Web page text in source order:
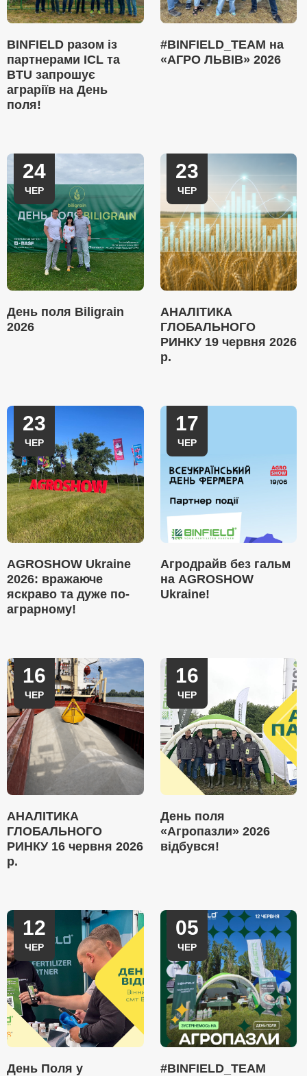
BINFIELD разом із
партнерами ICL та
BTU запрошує
аграріїв на День
поля!
#BINFIELD_TEAM на
«АГРО ЛЬВІВ» 2026
24
ЧЕР
День поля Biligrain
2026
23
ЧЕР
АНАЛІТИКА
ГЛОБАЛЬНОГО
РИНКУ 19 червня 2026
р.
23
ЧЕР
AGROSHOW Ukraine
2026: вражаюче
яскраво та дуже по-
аграрному!
17
ЧЕР
Агродрайв без гальм
на AGROSHOW
Ukraine!
16
ЧЕР
АНАЛІТИКА
ГЛОБАЛЬНОГО
РИНКУ 16 червня 2026
р.
16
ЧЕР
День поля
«Агропазли» 2026
відбувся!
12
ЧЕР
День Поля у
05
ЧЕР
#BINFIELD_TEAM